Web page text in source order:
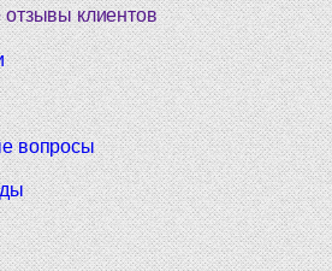
клиентов
вопросы